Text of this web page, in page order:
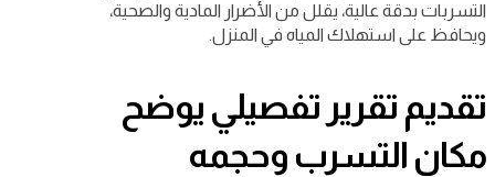
التسربات بدقة عالية، يقلل من الأضرار المادية والصحية،
ويحافظ على استهلاك المياه في المنزل.
تقديم تقرير تفصيلي يوضح
مكان التسرب وحجمه